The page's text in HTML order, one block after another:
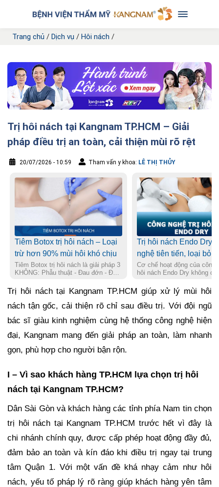
Trang chủ / Dịch vụ / Hôi nách /
Trị hôi nách tại Kangnam TP.HCM – Giải
pháp điều trị an toàn, cải thiện mùi rõ rệt
20/07/2026 - 10:59 Tham vấn y khoa: LÊ THỊ THỦY
Tiêm Botox trị hôi nách – Loại
trừ hơn 90% mùi hôi khó chịu
Tiêm Botox trị hôi nách là giải pháp 3
KHÔNG: Phẫu thuật - Đau đớn - Để
thuật, bạn có thể giảm tới hơn 90%
mùi hôi khó chịu, trả lại vùng nách
trắng sáng đều màu và không bị nặng
mùi trong thời gian dài. Tuy nhiên,
phương pháp chống chỉ định cho một
Trị hôi nách Endo Dry:
nghệ tiên tiến, loại bỏ
nhanh chóng, không
Cơ chế hoạt động của công
hôi nách Endo Dry không
màng nhầy, dùng thiết bị
bỏ bã nhờn. Đây là phương
hôi nách VĨNH VIỄN chỉ
thực hiện không phẫu thuật
đau - không để lại sẹo xấu,
mất nhiều...
Trị hôi nách tại Kangnam TP.HCM giúp xử lý mùi hôi
nách tận gốc, cải thiện rõ chỉ sau điều trị. Với đội ngũ
bác sĩ giàu kinh nghiệm cùng hệ thống công nghệ hiện
đại, Kangnam mang đến giải pháp an toàn, làm nhanh
gọn, phù hợp cho người bận rộn.
I – Vì sao khách hàng TP.HCM lựa chọn trị hôi
nách tại Kangnam TP.HCM?
Dân Sài Gòn và khách hàng các tỉnh phía Nam tin chọn
trị hôi nách tại Kangnam TP.HCM trước hết vì đây là
chi nhánh chính quy, được cấp phép hoạt động đầy đủ,
đảm bảo an toàn và kín đáo khi điều trị ngay tại trung
tâm Quận 1. Với một vấn đề khá nhạy cảm như hôi
nách, yếu tố pháp lý rõ ràng giúp khách hàng yên tâm